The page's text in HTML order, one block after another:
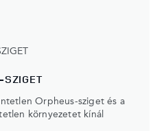
SZIGET
Orpheus-sziget és a
környezetet kínál